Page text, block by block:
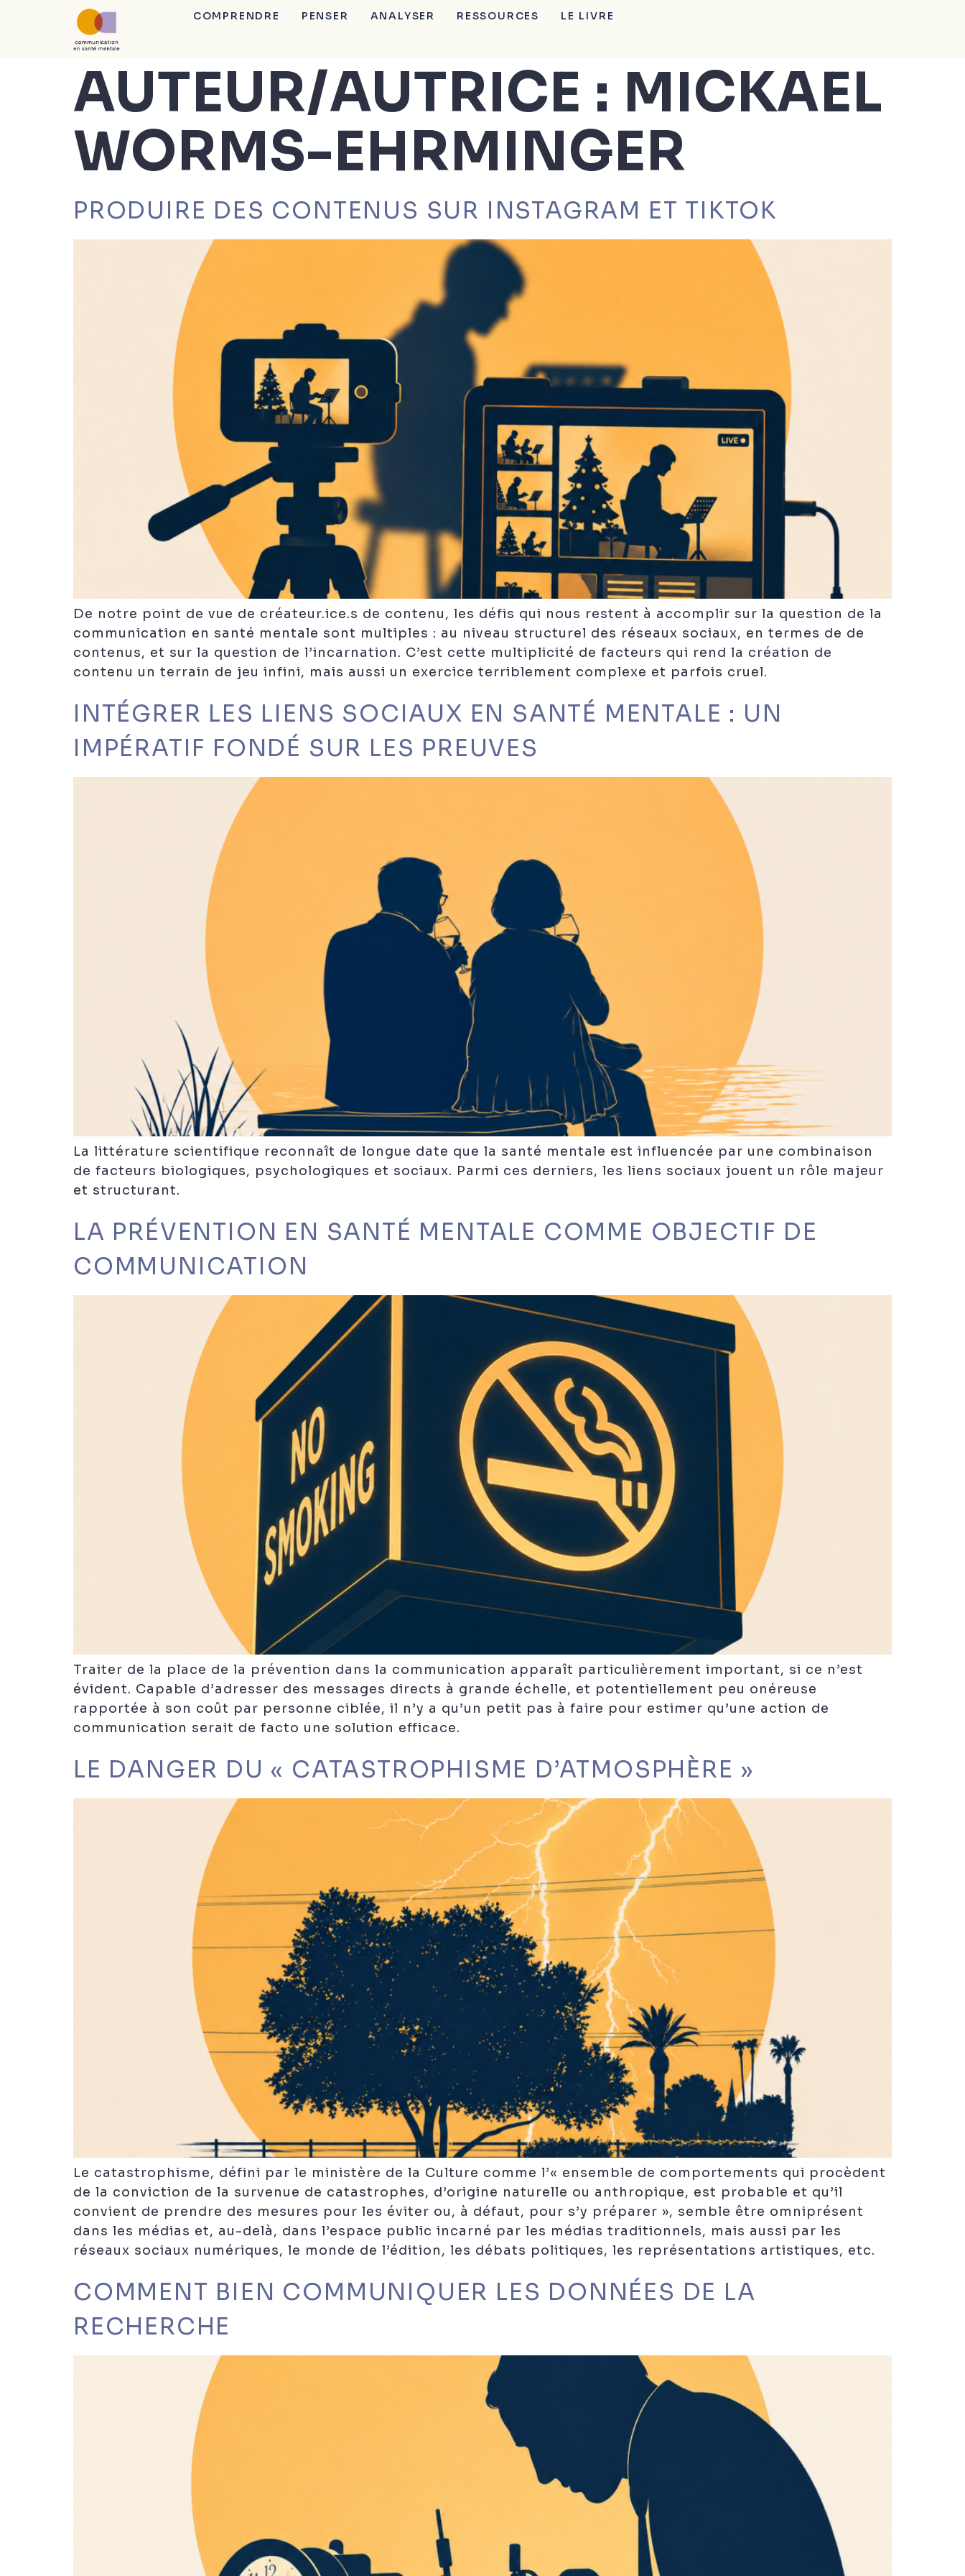
COMPRENDRE PENSER ANALYSER RESSOURCES LE LIVRE
AUTEUR/AUTRICE : MICKAEL
WORMS-EHRMINGER
PRODUIRE DES CONTENUS SUR INSTAGRAM ET TIKTOK
De notre point de vue de créateur.ice.s de contenu, les défis qui nous restent à accomplir sur la question de la
communication en santé mentale sont multiples : au niveau structurel des réseaux sociaux, en termes de de
contenus, et sur la question de l’incarnation. C’est cette multiplicité de facteurs qui rend la création de
contenu un terrain de jeu infini, mais aussi un exercice terriblement complexe et parfois cruel.
INTÉGRER LES LIENS SOCIAUX EN SANTÉ MENTALE : UN
IMPÉRATIF FONDÉ SUR LES PREUVES
La littérature scientifique reconnaît de longue date que la santé mentale est influencée par une combinaison
de facteurs biologiques, psychologiques et sociaux. Parmi ces derniers, les liens sociaux jouent un rôle majeur
et structurant.
LA PRÉVENTION EN SANTÉ MENTALE COMME OBJECTIF DE
COMMUNICATION
Traiter de la place de la prévention dans la communication apparaît particulièrement important, si ce n’est
évident. Capable d’adresser des messages directs à grande échelle, et potentiellement peu onéreuse
rapportée à son coût par personne ciblée, il n’y a qu’un petit pas à faire pour estimer qu’une action de
communication serait de facto une solution efficace.
LE DANGER DU « CATASTROPHISME D’ATMOSPHÈRE »
Le catastrophisme, défini par le ministère de la Culture comme l’« ensemble de comportements qui procèdent
de la conviction de la survenue de catastrophes, d’origine naturelle ou anthropique, est probable et qu’il
convient de prendre des mesures pour les éviter ou, à défaut, pour s’y préparer », semble être omniprésent
dans les médias et, au-delà, dans l’espace public incarné par les médias traditionnels, mais aussi par les
réseaux sociaux numériques, le monde de l’édition, les débats politiques, les représentations artistiques, etc.
COMMENT BIEN COMMUNIQUER LES DONNÉES DE LA
RECHERCHE